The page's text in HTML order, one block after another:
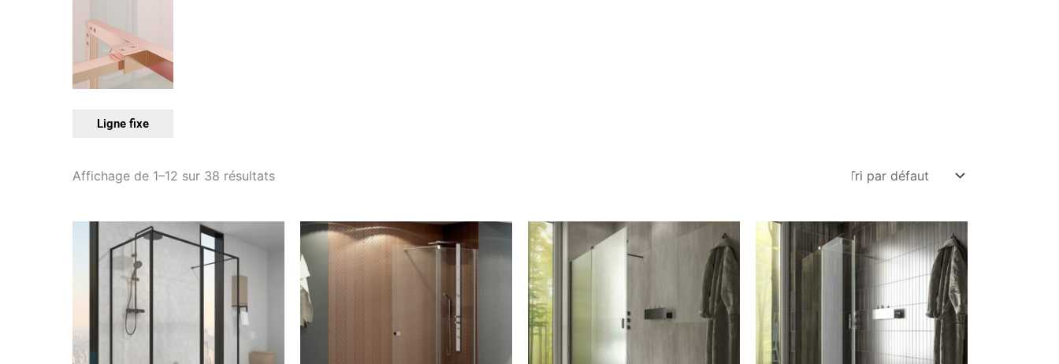
Ligne fixe
Affichage de 1–12 sur 38 résultats